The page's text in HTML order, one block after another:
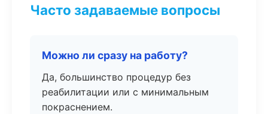
Часто задаваемые вопросы
Можно ли сразу на работу?
Да, большинство процедур без
реабилитации или с минимальным
покраснением.